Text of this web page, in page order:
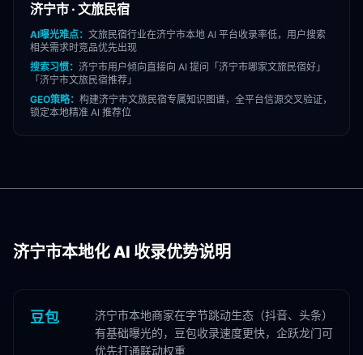
济宁市 · 文旅民宿
AI曝光难点： 文旅民宿行业在济宁市本地 AI 平台收录率低，用户搜索
相关需求时竞品优先出现
搜索习惯： 济宁市用户倾向直接向 AI 提问「 济宁市哪家文旅民宿好」
「 济宁市文旅民宿推荐」
GEO策略： 构建济宁市文旅民宿专属知识图谱，全平台信源交叉验证，
锁定本地精准 AI 推荐位
济宁市本地化 AI 收录优势说明
豆包
济宁市本地商家在字节跳动生态（抖音、头条）
有基础曝光的，豆包收录速度更快，企跃龙门可
优先打通联动权重